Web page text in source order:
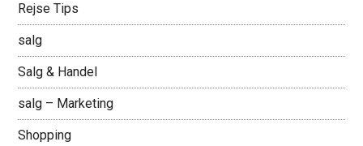
Rejse Tips
salg
Salg & Handel
salg – Marketing
Shopping